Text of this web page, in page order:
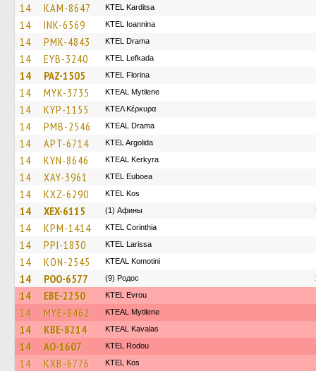
14 KAM-8647 ΚΤΕL Karditsa
14 INK-6569 KTEL Ioannina
14 PMK-4843 KTEL Drama
14 EYB-3240 KTEL Lefkada
14 PAZ-1505 KTEL Florina
14 MYK-3735 KTEAL Mytilene
14 KYP-1155 ΚΤΕΛ Κέρκυρα
14 PMB-2546 KTEAL Drama
14 APT-6714 KTEL Argolida
14 KYN-8646 KTEAL Kerkyra
14 XAY-3961 ΚΤΕL Euboea
14 KXZ-6290 KTEL Kos
14 XEX-6115 (1) Афины
14 KPM-1414 KTEL Corinthia
14 PPI-1830 KTEL Larissa
14 KON-2545 KTEAL Komotini
14 POO-6577 (9) Родос
14 EBE-2250 KTEL Evrou
14 MYE-8462 KTEAL Mytilene
14 KBE-8214 KTEAL Kavalas
14 AO-1607 ΚΤΕL Rodou
14 KXB-6776 KTEL Kos